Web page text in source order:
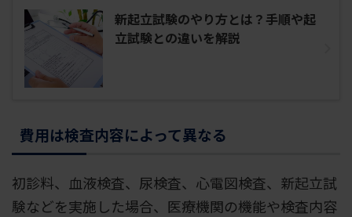
新起立試験のやり方とは？手順や起
立試験との違いを解説
費用は検査内容によって異なる
初診料、血液検査、尿検査、心電図検査、新起立試
験などを実施した場合、医療機関の機能や検査内容